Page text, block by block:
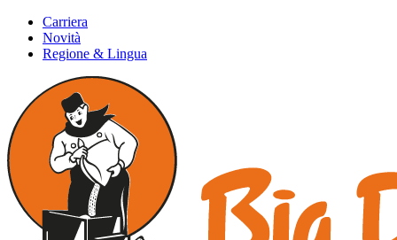
Carriera
Novità
Regione & Lingua